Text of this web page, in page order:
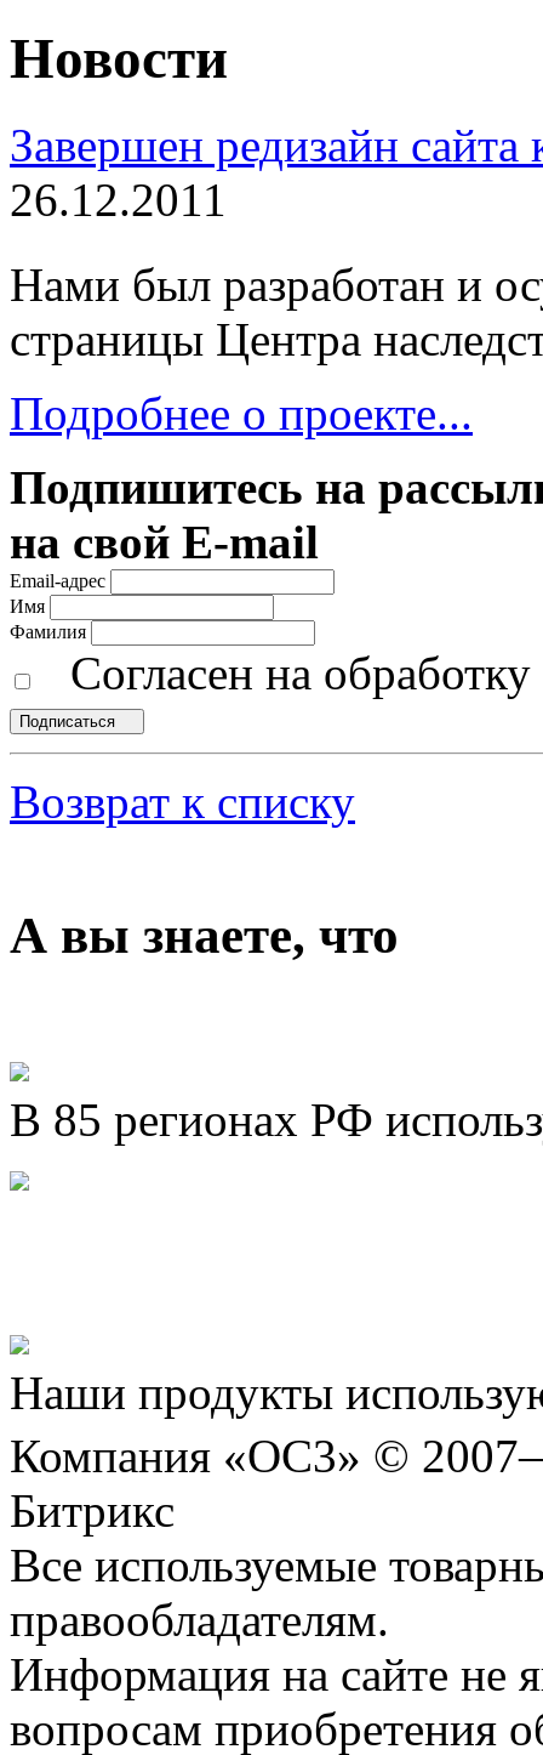
Новости
Завершен редизайн
26.12.2011
Нами был разработан и
страницы Центра
Подробнее о проекте...
Подпишитесь на
на свой E-mail
Email-адрес
Имя
Фамилия
Согласен на
Подписаться
Возврат к списку
А вы знаете, что
В 85 регионах РФ
Наши продукты
Компания «ОС3» ©
Битрикс
Все используемые
правообладателям.
Информация на сайте не
вопросам приобретения